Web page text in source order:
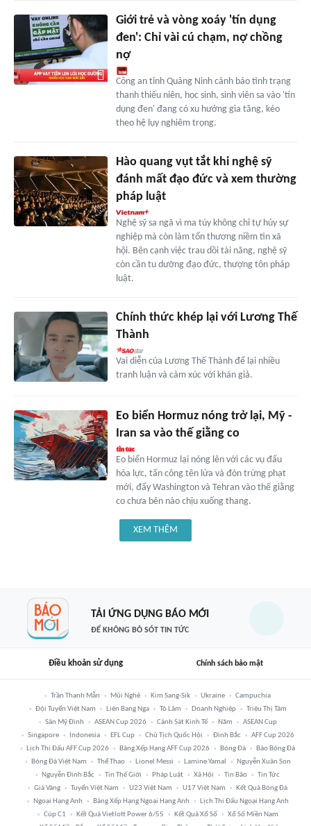
Giới trẻ và vòng xoáy 'tín dụng
đen': Chỉ vài cú chạm, nợ chồng
nợ
Công an tỉnh Quảng Ninh cảnh báo tình trạng
thanh thiếu niên, học sinh, sinh viên sa vào 'tín
dụng đen' đang có xu hướng gia tăng, kéo
theo hệ lụy nghiêm trọng.
Hào quang vụt tắt khi nghệ sỹ
đánh mất đạo đức và xem thường
pháp luật
Nghệ sỹ sa ngã vì ma túy không chỉ tự hủy sự
nghiệp mà còn làm tổn thương niềm tin xã
hội. Bên cạnh việc trau dồi tài năng, nghệ sỹ
còn cần tu dưỡng đạo đức, thượng tôn pháp
luật.
Chính thức khép lại với Lương Thế
Thành
Vai diễn của Lương Thế Thành để lại nhiều
tranh luận và cảm xúc với khán giả.
Eo biển Hormuz nóng trở lại, Mỹ -
Iran sa vào thế giằng co
Eo biển Hormuz lại nóng lên với các vụ đấu
hỏa lực, tấn công tên lửa và đòn trừng phạt
mới, đẩy Washington và Tehran vào thế giằng
co chưa bên nào chịu xuống thang.
XEM THÊM
TẢI ỨNG DỤNG BÁO MỚI
ĐỂ KHÔNG BỎ SÓT TIN TỨC
Điều khoản sử dụng Chính sách bảo mật
Trần Thanh Mẫn Mũi Nghê Kim Sang-Sik Ukraine
Campuchia
Đội Tuyển Việt Nam
Liên Bang Nga Tô Lâm Doanh Nghiệp
Triệu Thị Tâm
Sân Mỹ Đình
ASEAN Cup 2026 Cảnh Sát Kinh Tế Năm
ASEAN Cup
Singapore
Indonesia EFL Cup Chủ Tịch Quốc Hội Đình Bắc
AFF Cup 2026
Lịch Thi Đấu AFF Cup 2026
Bảng Xếp Hạng AFF Cup 2026 Bóng Đá
Báo Bóng Đá
Bóng Đá Việt Nam
Thể Thao Lionel Messi Lamine Yamal
Nguyễn Xuân Son
Nguyễn Đình Bắc
Tin Thế Giới Pháp Luật Xã Hội Tin Bão
Tin Tức
Giá Vàng
Tuyển Việt Nam U23 Việt Nam U17 Việt Nam
Kết Quả Bóng Đá
Ngoại Hạng Anh
Bảng Xếp Hạng Ngoại Hạng Anh
Lịch Thi Đấu Ngoại Hạng Anh
Cúp C1
Kết Quả Vietlott Power 6/55 Kết Quả Xổ Số
Xổ Số Miền Nam